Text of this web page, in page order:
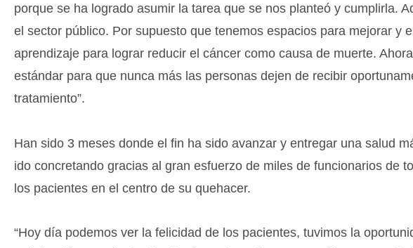
porque se ha logrado asumir la tarea que se nos planteó y cumplirla.
el sector público. Por supuesto que tenemos espacios para mejorar y
aprendizaje para lograr reducir el cáncer como causa de muerte.
estándar para que nunca más las personas dejen de recibir
tratamiento”.
Han sido 3 meses donde el fin ha sido avanzar y entregar una salud
ido concretando gracias al gran esfuerzo de miles de funcionarios de
los pacientes en el centro de su quehacer.
“Hoy día podemos ver la felicidad de los pacientes, tuvimos la